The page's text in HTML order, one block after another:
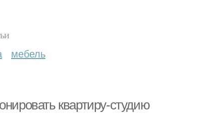
мебель
квартиру-студию